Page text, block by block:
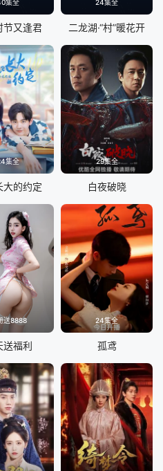
集全
节又逢君
24集全
二龙湖·“村”暖花开
集全
大的约定
29集全
白夜破晓
送8888
送福利
24集全
孤鸢